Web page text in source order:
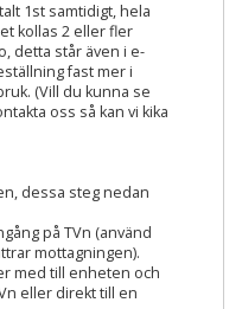
1st samtidigt, hela
kollas 2 eller fler
detta står även i e-
fast mer i
(Vill du kunna se
oss så kan vi kika
dessa steg nedan
på TVn (använd
mottagningen).
med till enheten och
eller direkt till en